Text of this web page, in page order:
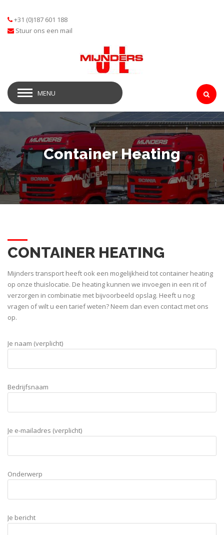
+31 (0)187 601 188
Stuur ons een mail
MENU
Container Heating
CONTAINER HEATING
Mijnders transport heeft ook een mogelijkheid tot container heating
op onze thuislocatie. De heating kunnen we invoegen in een rit of
verzorgen in combinatie met bijvoorbeeld opslag. Heeft u nog
vragen of wilt u een tarief weten? Neem dan even contact met ons
op.
Je naam (verplicht)
Bedrijfsnaam
Je e-mailadres (verplicht)
Onderwerp
Je bericht